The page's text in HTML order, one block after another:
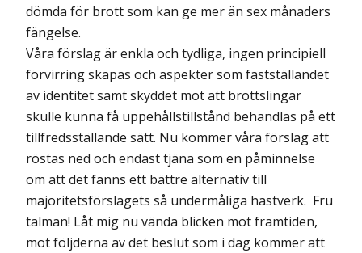
dömda för brott som kan ge mer än sex månaders
fängelse.
Våra förslag är enkla och tydliga, ingen principiell
förvirring skapas och aspekter som fastställandet
av identitet samt skyddet mot att brottslingar
skulle kunna få uppehållstillstånd behandlas på ett
tillfredsställande sätt. Nu kommer våra förslag att
röstas ned och endast tjäna som en påminnelse
om att det fanns ett bättre alternativ till
majoritetsförslagets så undermåliga hastverk. Fru
talman! Låt mig nu vända blicken mot framtiden,
mot följderna av det beslut som i dag kommer att